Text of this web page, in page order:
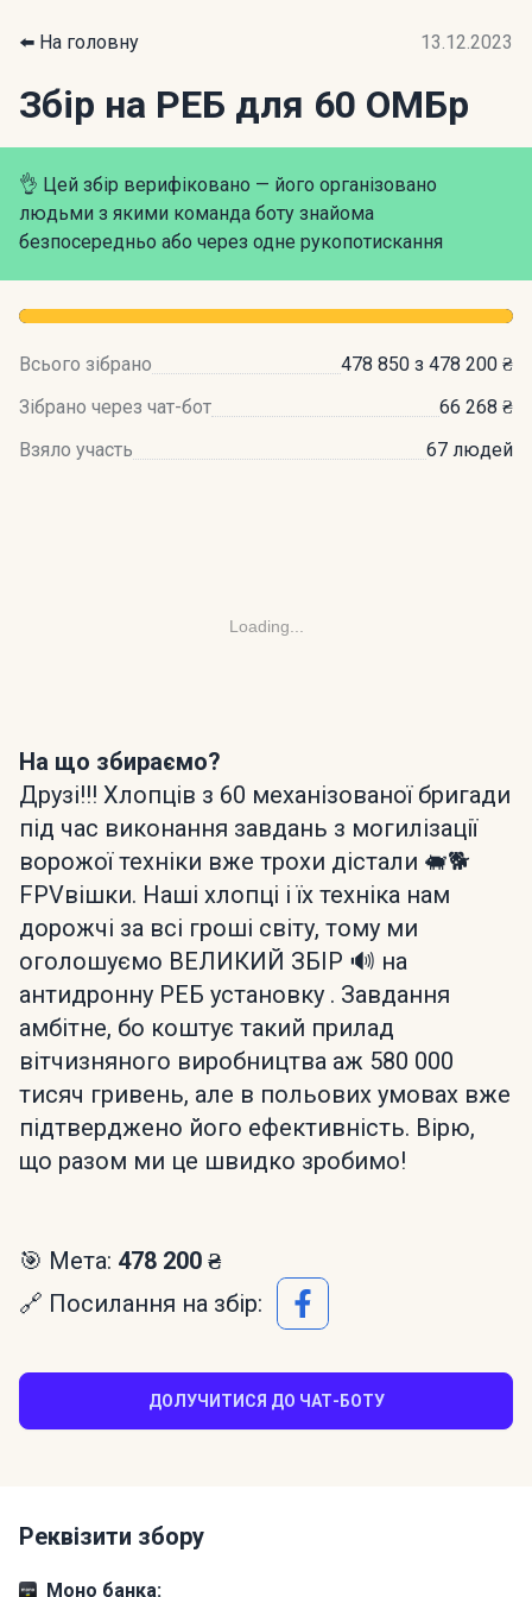
⬅️ На головну 13.12.2023
Збір на РЕБ для 60 ОМБр
👌 Цей збір верифіковано — його організовано
людьми з якими команда боту знайома
безпосередньо або через одне рукопотискання
Всього зібрано
478 850 з 478 200 ₴
Зібрано через чат-бот
66 268 ₴
Взяло участь
67 людей
Loading...
На що збираємо?
Друзі!!! Хлопців з 60 механізованої бригади
під час виконання завдань з могилізації
ворожої техніки вже трохи дістали 🐖🐕
FPVвішки. Наші хлопці і їх техніка нам
дорожчі за всі гроші світу, тому ми
оголошуємо ВЕЛИКИЙ ЗБІР 🔊 на
антидронну РЕБ установку . Завдання
амбітне, бо коштує такий прилад
вітчизняного виробництва аж 580 000
тисяч гривень, але в польових умовах вже
підтверджено його ефективність. Вірю,
що разом ми це швидко зробимо!
🎯 Мета: 478 200 ₴
🔗 Посилання на збір:
ДОЛУЧИТИСЯ ДО ЧАТ-БОТУ
Реквізити збору
Моно банка: